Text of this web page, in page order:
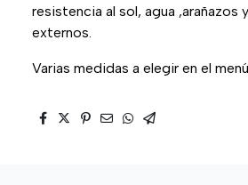
resistencia al sol, agua ,arañazos
externos.
Varias medidas a elegir en el